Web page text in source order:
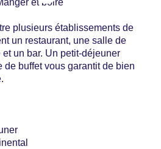
: 20
American Express, Diners,
: 3 étoiles
plusieurs établissements de
un restaurant, une salle de
un bar. Un petit-déjeuner
de buffet vous garantit de bien